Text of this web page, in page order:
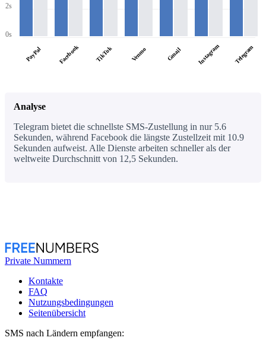
2s
0s
PayPal Facebook TikTok Venmo Gmail Instagram Telegram
Analyse
Telegram bietet die schnellste SMS-Zustellung in nur 5.6
Sekunden, während Facebook die längste Zustellzeit mit 10.9
Sekunden aufweist. Alle Dienste arbeiten schneller als der
weltweite Durchschnitt von 12,5 Sekunden.
Private Nummern
Kontakte
FAQ
Nutzungsbedingungen
Seitenübersicht
SMS nach Ländern empfangen: